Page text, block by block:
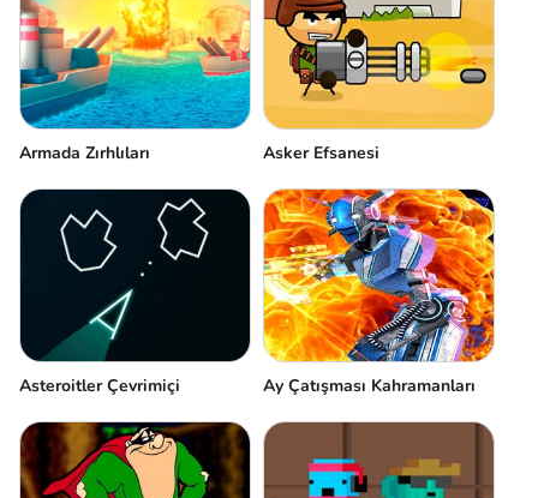
Armada Zırhlıları Asker Efsanesi
Asteroitler Çevrimiçi Ay Çatışması Kahramanları